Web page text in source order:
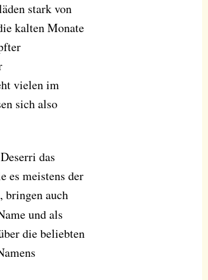
stark von
kalten Monate
vielen im
sich also
das
es meistens der
bringen auch
und als
die beliebten